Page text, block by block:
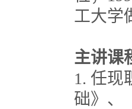
工大学
主讲课
1. 任现
础》、